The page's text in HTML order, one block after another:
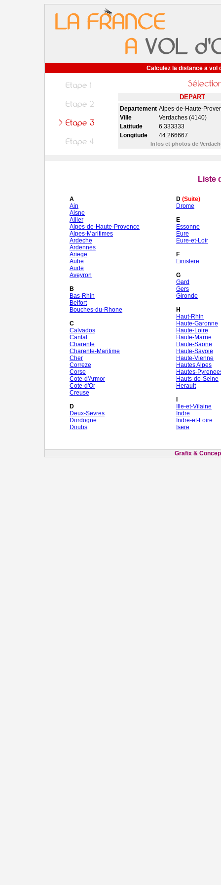
Calculez la distance a vol
DEPART
Departement Alpes-de-Haute-
Ville
Verdaches (4140)
Latitude
6.333333
Longitude
44.266667
Infos et photos de
Liste
A
Ain
Aisne
Allier
Alpes-de-Haute-Provence
Alpes-Maritimes
Ardeche
Ardennes
Ariege
Aube
Aude
Aveyron
B
Bas-Rhin
Belfort
Bouches-du-Rhone
C
Calvados
Cantal
Charente
Charente-Maritime
Cher
Correze
Corse
Cote-d'Armor
Cote-d'Or
Creuse
D
Deux-Sevres
Dordogne
Doubs
D (Suite)
Drome
E
Essonne
Eure
Eure-et-Loir
F
Finistere
G
Gard
Gers
Gironde
H
Haut-Rhin
Haute-Garonne
Haute-Loire
Haute-Marne
Haute-Saone
Haute-Savoie
Haute-Vienne
Hautes Alpes
Hautes-
Hauts-de-Seine
Herault
Ille-et-Vilaine
Indre
Indre-et-Loire
Isere
Grafix &